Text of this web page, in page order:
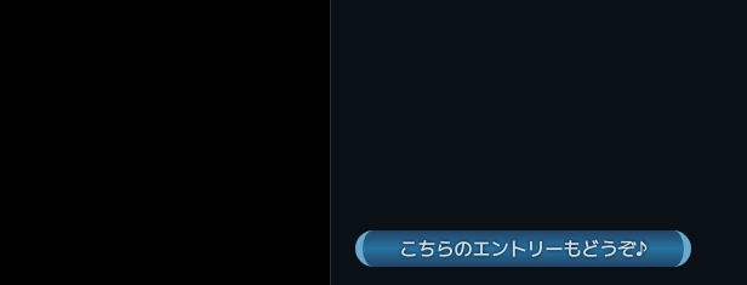
こちらのエントリーもどうぞ♪